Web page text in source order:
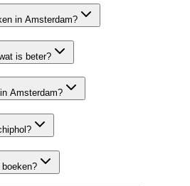
in Amsterdam?
is beter?
Amsterdam?